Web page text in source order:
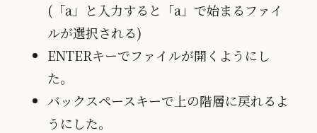
(「a」と入力すると「a」で始まるファイ
ルが選択される)
ENTERキーでファイルが開くようにし
た。
バックスペースキーで上の階層に戻れるよ
うにした。